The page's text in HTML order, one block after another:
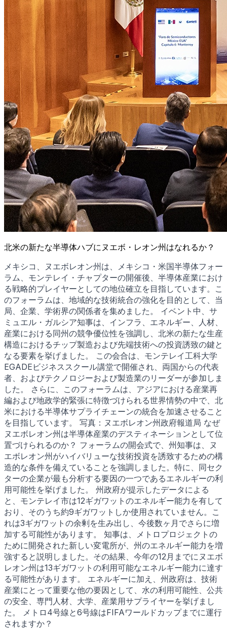
北米の新たな半導体ハブにヌエボ・レオン州はなれるか？
メキシコ、ヌエボレオン州は、メキシコ・米国半導体フォー
ラム、モンテレイ・チャプターの開催後、半導体産業におけ
る戦略的プレイヤーとしての地位確立を目指しています。こ
のフォーラムは、地域的な技術統合の強化を目的として、当
局、企業、学術界の関係者を集めました。 イベント中、サ
ミュエル・ガルシア知事は、インフラ、エネルギー、人材、
産業における同州の競争優位性を強調し、北米の新たな生産
構造におけるチップ製造および先端技術への投資誘致の鍵と
なる要素を挙げました。 この会合は、モンテレイ工科大学
EGADEビジネススクール講堂で開催され、両国からの代表
者、およびテクノロジーおよび製造業のリーダーが参加しま
した。 さらに、このフォーラムは、アジアにおける産業再
編および地政学的緊張に特徴づけられる世界情勢の中で、北
米における半導体サプライチェーンの統合を加速させること
を目指しています。 写真：ヌエボレオン州政府報道局 なぜ
ヌエボレオン州は半導体産業のデスティネーションとして位
置づけられるのか？ フォーラムの開会式で、州知事は、ヌ
エボレオン州がハイバリューな技術投資を誘致するための構
造的な条件を備えていることを強調しました。特に、同セク
ターの企業が最も分析する要因の一つであるエネルギーの利
用可能性を挙げました。 州政府が提示したデータによる
と、モンテレイ市は12ギガワットのエネルギー能力を有して
おり、そのうち約9ギガワットしか使用されていません。こ
れは3ギガワットの余剰を生み出し、今後数ヶ月でさらに増
加する可能性があります。 知事は、メトロプロジェクトの
ために開発された新しい変電所が、州のエネルギー能力を増
強すると説明しました。その結果、今年の12月までにヌエボ
レオン州は13ギガワットの利用可能なエネルギー能力に達す
る可能性があります。 エネルギーに加え、州政府は、技術
産業にとって重要な他の要因として、水の利用可能性、公共
の安全、専門人材、大学、産業用サプライヤーを挙げまし
た。 メトロ4号線と6号線はFIFAワールドカップまでに運行
されますか？